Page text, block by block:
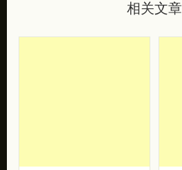
相关文章